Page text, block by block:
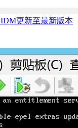
更新至最新版本